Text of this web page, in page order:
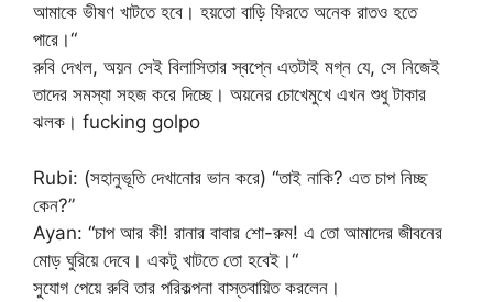
আমাকে ভীষণ খাটতে হবে। হয়তো বাড়ি ফিরতে অনেক রাতও হতে
পারে।“
রুবি দেখল, অয়ন সেই বিলাসিতার স্বপ্নে এতটাই মগ্ন যে, সে নিজেই
তাদের সমস্যা সহজ করে দিচ্ছে। অয়নের চোখেমুখে এখন শুধু টাকার
ঝলক। fucking golpo
Rubi: (সহানুভূতি দেখানোর ভান করে) “তাই নাকি? এত চাপ নিচ্ছ
কেন?”
Ayan: “চাপ আর কী! রানার বাবার শো-রুম! এ তো আমাদের জীবনের
মোড় ঘুরিয়ে দেবে। একটু খাটতে তো হবেই।“
সুযোগ পেয়ে রুবি তার পরিকল্পনা বাস্তবায়িত করলেন।